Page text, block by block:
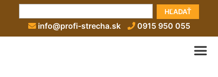
HĽADAŤ
info@profi-strecha.sk 0915 950 055